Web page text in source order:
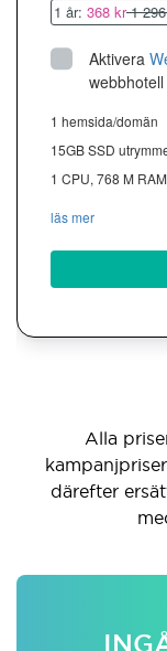
1 år: 368 kr1
Aktivera
webbhotell
1 hemsida/domän
15GB SSD
1 CPU, 768 M
läs mer
Alla
därefter